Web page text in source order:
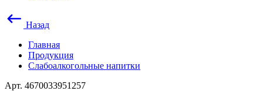
Назад
Главная
Продукция
Слабоалкогольные напитки
Арт. 4670033951257